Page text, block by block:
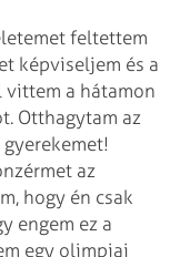
feltettem
képviseljem és a
vittem a hátamon
Otthagytam az
az
hogy én csak
engem ez a
egy olimpiai